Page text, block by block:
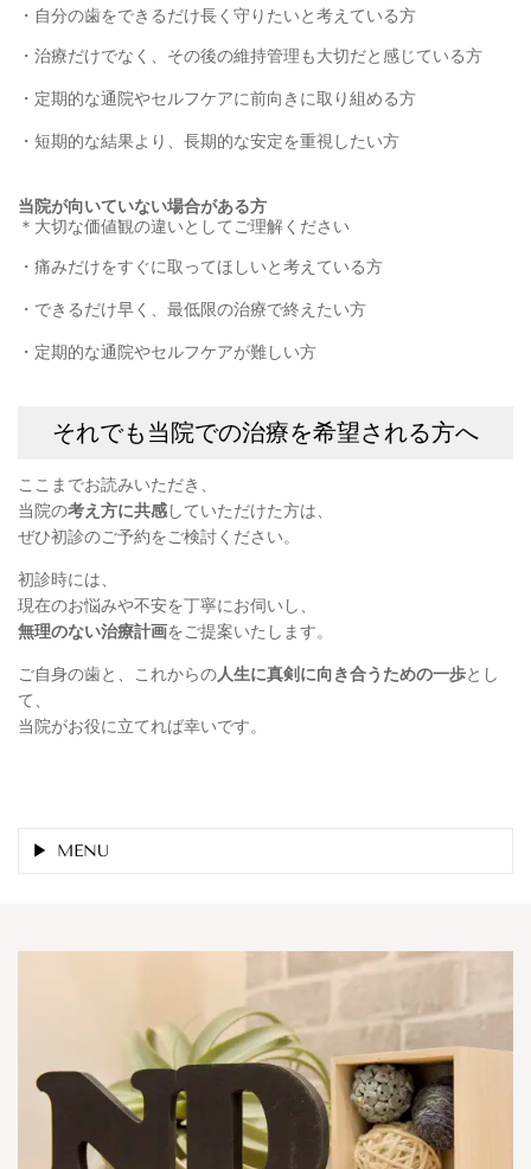
・ 自分の歯をできるだけ長く守りたいと考えている方
・治療だけでなく、その後の維持管理も大切だと感じている方
・定期的な通院やセルフケアに前向きに取り組める方
・短期的な結果より、長期的な安定を重視したい方
当院が向いていない場合がある方
＊大切な価値観の違いとしてご理解ください
・痛みだけをすぐに取ってほしいと考えている方
・できるだけ早く、最低限の治療で終えたい方
・定期的な通院やセルフケアが難しい方
それでも当院での治療を希望される方へ
ここまでお読みいただき、
当院の考え方に共感していただけた方は、
ぜひ初診のご予約をご検討ください。
初診時には、
現在のお悩みや不安を丁寧にお伺いし、
無理のない治療計画をご提案いたします。
ご自身の歯と、これからの人生に真剣に向き合うための一歩とし
て、
当院がお役に立てれば幸いです。
MENU